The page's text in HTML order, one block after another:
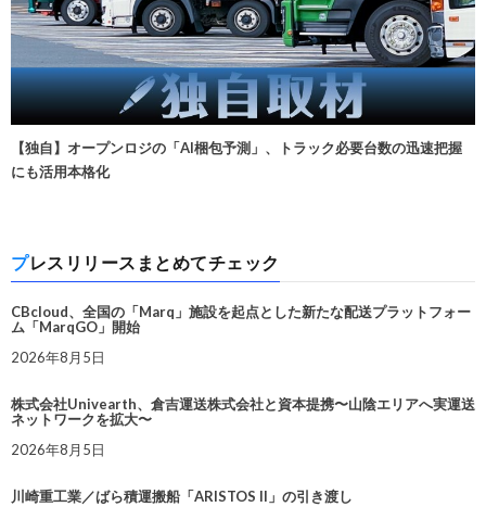
【独自】オープンロジの「AI梱包予測」、トラック必要台数の迅速把握
にも活用本格化
プレスリリースまとめてチェック
CBcloud、全国の「Marq」施設を起点とした新たな配送プラットフォー
ム「MarqGO」開始
2026年8月5日
株式会社Univearth、倉吉運送株式会社と資本提携〜山陰エリアへ実運送
ネットワークを拡大〜
2026年8月5日
川崎重工業／ばら積運搬船「ARISTOS II」の引き渡し